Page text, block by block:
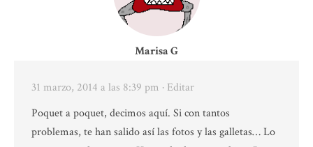
Marisa G
31 marzo, 2014 a las 8:39 pm · Editar
Poquet a poquet, decimos aquí. Si con tantos
problemas, te han salido así las fotos y las galletas… Lo